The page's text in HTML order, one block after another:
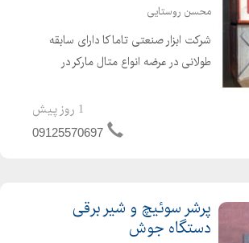
محسن روستایی
شرکت ابزار صنعتی تاماکا دارای سابقه
طولانی در عرضه انواع متال مارکر در
انواع فلزات ، شیشه و چرم مقاوم در برابر
حرارت گچ خط کشی صنعتی مناسب خط
1 روز پیش
09125570697
پرشر سوئیچ و شیر برقی
دستگاه جوش